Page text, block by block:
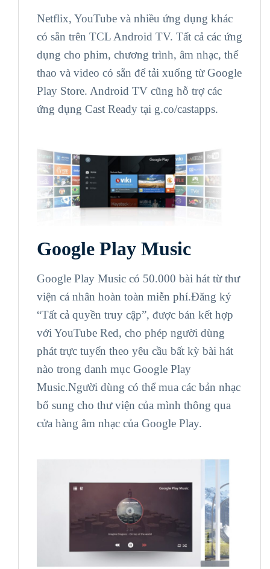
Netflix, YouTube và nhiều ứng dụng khác
có sẵn trên TCL Android TV. Tất cả các ứng
dụng cho phim, chương trình, âm nhạc, thể
thao và video có sẵn để tải xuống từ Google
Play Store. Android TV cũng hỗ trợ các
ứng dụng Cast Ready tại g.co/castapps.
Google Play Music
Google Play Music có 50.000 bài hát từ thư
viện cá nhân hoàn toàn miễn phí.Đăng ký
“Tất cả quyền truy cập”, được bán kết hợp
với YouTube Red, cho phép người dùng
phát trực tuyến theo yêu cầu bất kỳ bài hát
nào trong danh mục Google Play
Music.Người dùng có thể mua các bản nhạc
bổ sung cho thư viện của mình thông qua
cửa hàng âm nhạc của Google Play.